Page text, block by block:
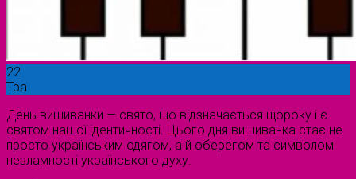
22
Тра
День вишиванки — свято, що відзначається щороку і є
святом нашої ідентичності. Цього дня вишиванка стає не
просто українським одягом, а й оберегом та символом
незламності українського духу.